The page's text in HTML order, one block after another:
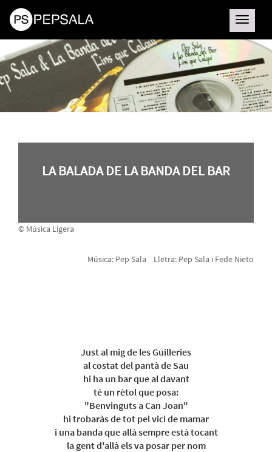
Toggle
LA BALADA DE LA BANDA DEL BAR
© Música Ligera
Música: Pep Sala Lletra: Pep Sala i Fede Nieto
Just al mig de les Guilleries
al costat del pantà de Sau
hi ha un bar que al davant
té un rètol que posa:
"Benvinguts a Can Joan"
hi trobaràs de tot pel vici de mamar
i una banda que allà sempre està tocant
la gent d'allà els va posar per nom